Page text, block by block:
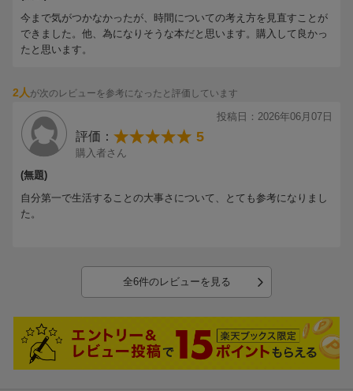
＊＊＊山口周氏絶賛＊＊＊
まさに僕がずっと意識していたことです。
＜目次＞
INTRODUCTION
人生は気づかぬうちにすぎていく
第1部 「時間の悪循環」から脱する
第1章 まずはとにかくやめる
第5章 世間で「よい」とされているルールに従うことをやめる
第6章 「すぐに返す」のをやめる
第8章 「高すぎる目標設定」をやめる
第9章 「完璧主義」をやめる
今まで気がつかなかったが、時間についての考え方を見直すことが
できました。他、為になりそうな本だと思います。購入して良かっ
たと思います。
2人 が次のレビューを参考になったと評価しています
投稿日：2026年06月07日
評価： 5
購入者さん
(無題)
自分第一で生活することの大事さについて、とても参考になりまし
た。
全6件のレビューを見る